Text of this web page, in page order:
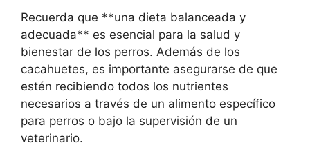
Recuerda que **una dieta balanceada y
adecuada** es esencial para la salud y
bienestar de los perros. Además de los
cacahuetes, es importante asegurarse de que
estén recibiendo todos los nutrientes
necesarios a través de un alimento específico
para perros o bajo la supervisión de un
veterinario.